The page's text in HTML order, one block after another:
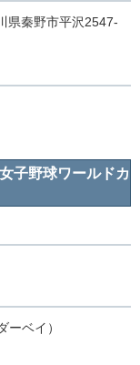
県秦野市平沢2547-
子野球ワールドカ
ベイ）